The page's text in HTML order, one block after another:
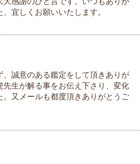
宜しくお願いいたします。
、誠意のある鑑定をして頂きありが
先生が解る事をお伝え下さり、変化
。又メールも都度頂きありがとうご